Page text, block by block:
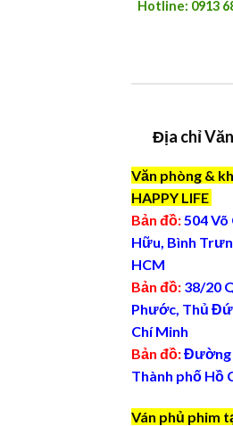
Hotline: 0913
Địa chỉ
Văn phòng &
HAPPY LIFE
Bản đồ: 504 Võ
Hữu, Bình
HCM
Bản đồ: 38/20
Phước, Thủ
Chí Minh
Bản đồ:Đường
Thành phố Hồ
Ván phủ phim